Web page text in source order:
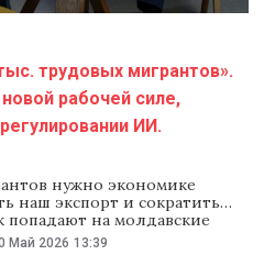
трудовых мигрантов».
рабочей силе,
ИИ.
нужно экономике
наш экспорт и сократить
на молдавские
И почему власти
ИИ? Об этом и
Май 2026 13:39